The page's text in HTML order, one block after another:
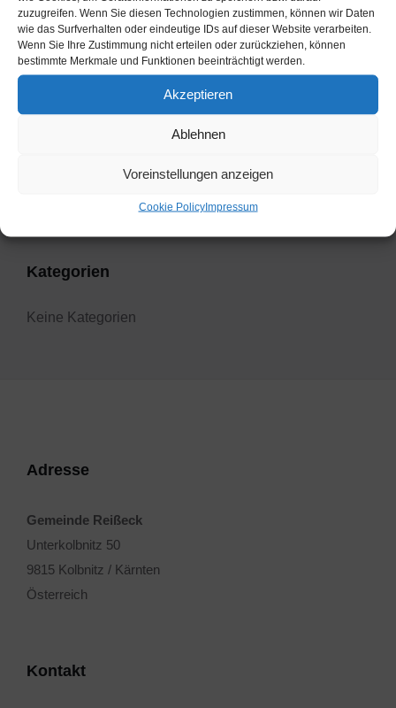
zuzugreifen. Wenn Sie diesen Technologien zustimmen, können wir Daten
wie das Surfverhalten oder eindeutige IDs auf dieser Website verarbeiten.
Wenn Sie Ihre Zustimmung nicht erteilen oder zurückziehen, können
bestimmte Merkmale und Funktionen beeinträchtigt werden.
Akzeptieren
Ablehnen
Voreinstellungen anzeigen
Cookie PolicyImpressum
Filter
Von:
Filter
Kategorien
Keine Kategorien
Adresse
Gemeinde Reißeck
Unterkolbnitz 50
9815 Kolbnitz / Kärnten
Österreich
Kontakt